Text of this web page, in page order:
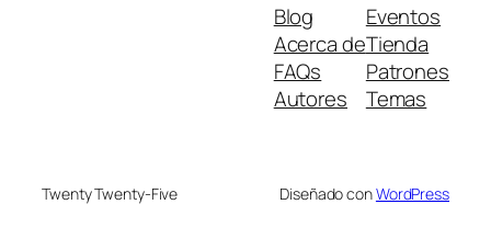
Blog
Acerca de
FAQs
Autores
Eventos
Tienda
Patrones
Temas
Twenty Twenty-Five Diseñado conWordPress